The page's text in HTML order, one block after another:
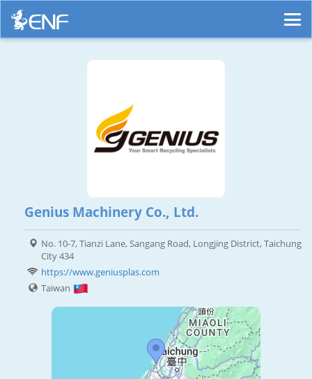
Genius Machinery Co., Ltd.
No. 10-7, Tianzi Lane, Sangang Road, Longjing District, Taichung
City 434
https://www.geniusplas.com
Taiwan